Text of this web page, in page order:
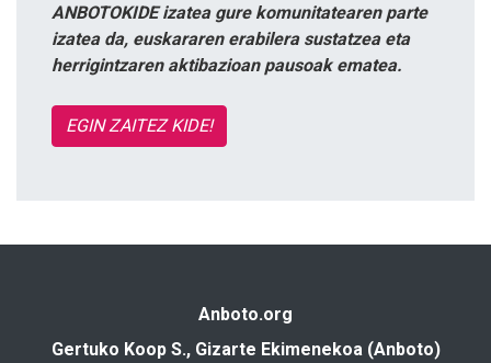
ANBOTOKIDE izatea gure komunitatearen parte
izatea da, euskararen erabilera sustatzea eta
herrigintzaren aktibazioan pausoak ematea.
EGIN ZAITEZ KIDE!
Anboto.org
Gertuko Koop S., Gizarte Ekimenekoa (Anboto)